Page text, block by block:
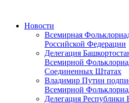
Новости
Всемирная
Российской Федерации
Делегация
Всемирной
Соединенных Штатах
Владимир Путин
Всемирной
Делегация Республики